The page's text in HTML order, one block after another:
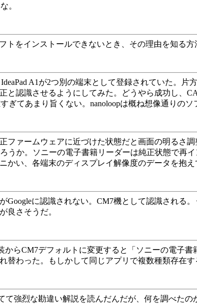
。
トをインストールできないとき、その理由を知る方
A1が2つ別の端末として登録されていた。
と認識させるようにしてみた。どうやら成功し、
てあまり旨くない。nanoloopは概ね想像通りの
ファームウェアに近づけた状態だと画面の明る
うか。ソニーの電子書籍リーダーは純正状態で
かい、各端末のディスプレイ解像度のデータを抱
に認識されない。CM7機として認識される
良さそうだ。
からCM7デフォルトに変更すると「ソニーの電子
替わった。もしかして同じアプリで複数種類存在
強烈な勘違い解説を読んだんだが、何を調べた